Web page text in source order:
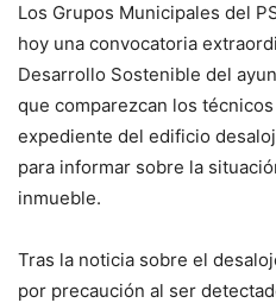
Los Grupos Municipales del
hoy una convocatoria
Desarrollo Sostenible del
que comparezcan los
expediente del edificio
para informar sobre la
inmueble.
Tras la noticia sobre el
por precaución al ser